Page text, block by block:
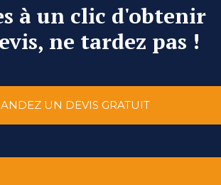
à un clic d'obtenir
ne tardez pas !
UN DEVIS GRATUIT